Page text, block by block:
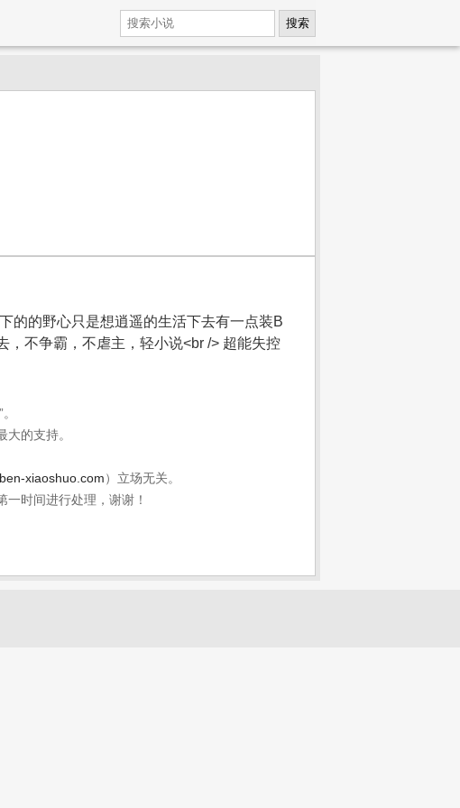
搜索
的的野心只是想逍遥的生活下去有一点装B
，不争霸，不虐主，轻小说<br /> 超能失控
”。
大的支持。
xiaoshuo.com）立场无关。
时间进行处理，谢谢！